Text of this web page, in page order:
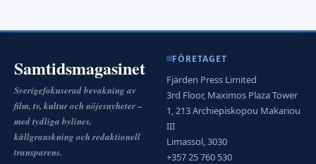
Samtidsmagasinet
Sverigefokuserad bevakning av
film, tv, kultur och nöjesnyheter –
med tydliga bylines,
källgranskning och redaktionell
transparens.
FÖRETAGET
Fjärden Press Limited
3rd Floor, Maximos Plaza Tower
1, 213 Archiepiskopou Makariou
III
Limassol, 3030
+357 25 760 530